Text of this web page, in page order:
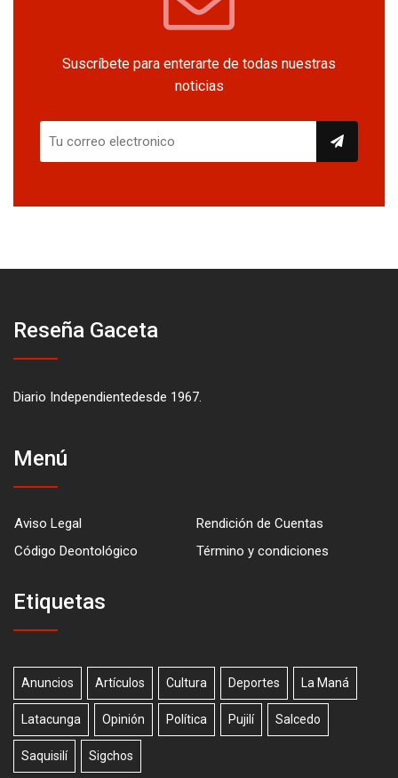
Suscríbete para enterarte de todas nuestras
noticias
Reseña Gaceta
Diario Independientedesde 1967.
Menú
Aviso Legal
Rendición de Cuentas
Código Deontológico
Término y condiciones
Etiquetas
Anuncios Artículos Cultura Deportes La Maná
Latacunga Opinión Política Pujilí Salcedo
Saquisilí Sigchos